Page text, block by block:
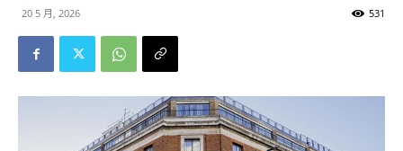
20 5 月, 2026 531